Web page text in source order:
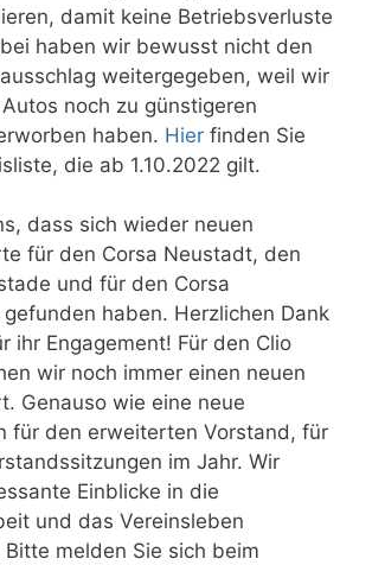
damit keine Betriebsverluste
haben wir bewusst nicht den
weitergegeben, weil wir
noch zu günstigeren
haben. Hier finden Sie
die ab 1.10.2022 gilt.
dass sich wieder neuen
für den Corsa Neustadt, den
und für den Corsa
gefunden haben. Herzlichen Dank
ihr Engagement! Für den Clio
wir noch immer einen neuen
Genauso wie eine neue
für den erweiterten Vorstand, für
im Jahr. Wir
Einblicke in die
und das Vereinsleben
melden Sie sich beim